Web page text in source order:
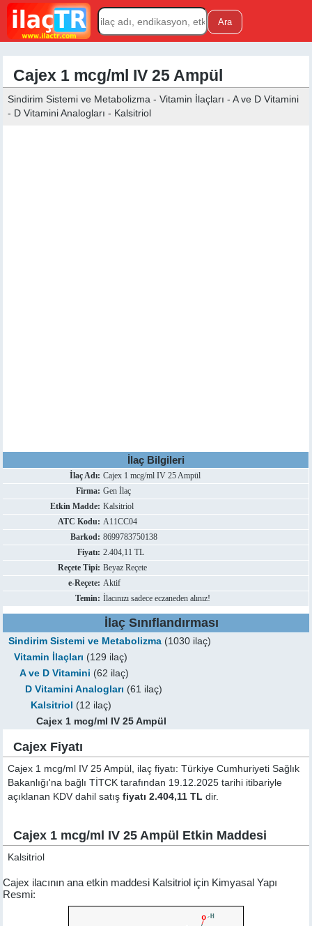
Cajex 1 mcg/ml IV 25 Ampül
Sindirim Sistemi ve Metabolizma - Vitamin İlaçları - A ve D Vitamini
- D Vitamini Analogları - Kalsitriol
İlaç Bilgileri
İlaç Adı: Cajex 1 mcg/ml IV 25 Ampül
Firma: Gen İlaç
Etkin Madde: Kalsitriol
ATC Kodu: A11CC04
Barkod: 8699783750138
Fiyatı: 2.404,11 TL
Reçete Tipi: Beyaz Reçete
e-Reçete: Aktif
Temin: İlacınızı sadece eczaneden alınız!
İlaç Sınıflandırması
Sindirim Sistemi ve Metabolizma (1030 ilaç)
Vitamin İlaçları (129 ilaç)
A ve D Vitamini (62 ilaç)
D Vitamini Analogları (61 ilaç)
Kalsitriol
(12 ilaç)
Cajex 1 mcg/ml IV 25 Ampül
Cajex Fiyatı
Cajex 1 mcg/ml IV 25 Ampül, ilaç fiyatı: Türkiye Cumhuriyeti Sağlık
Bakanlığı'na bağlı TİTCK tarafından 19.12.2025 tarihi itibariyle
açıklanan KDV dahil satışfiyatı 2.404,11 TL dir.
Cajex 1 mcg/ml IV 25 Ampül Etkin Maddesi
Kalsitriol
Cajex ilacının ana etkin maddesi Kalsitriol için Kimyasal Yapı
Resmi: